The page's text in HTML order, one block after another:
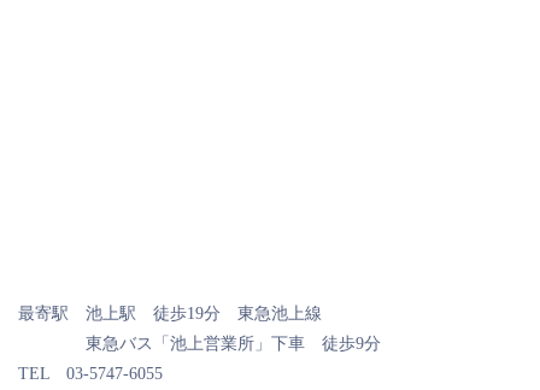
最寄駅 池上駅 徒歩19分 東急池上線
東急バス「池上営業所」下車 徒歩9分
TEL 03-5747-6055